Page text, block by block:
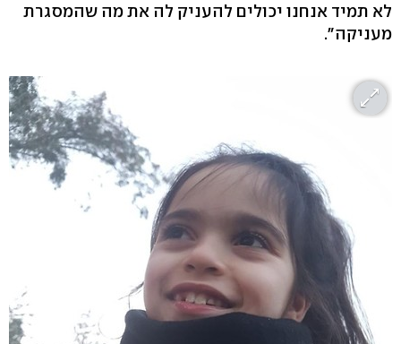
לא תמיד אנחנו יכולים להעניק לה את מה שהמסגרת
מעניקה".